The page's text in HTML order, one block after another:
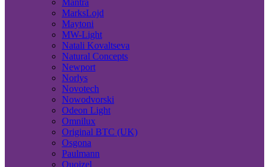
Mantra
MarksLojd
Maytoni
MW-Light
Natali Kovaltseva
Natural Concepts
Newport
Norlys
Novotech
Nowodvorski
Odeon Light
Omnilux
Original BTC (UK)
Osgona
Paulmann
Quoizel